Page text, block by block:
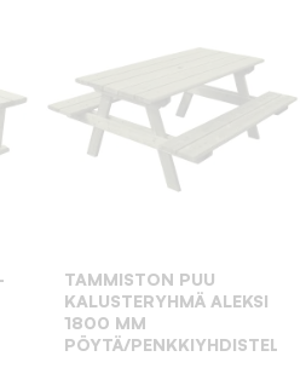
TAMMISTON PUU
KALUSTERYHMÄ ALEKSI
1800 MM
PÖYTÄ/PENKKIYHDISTELMÄ